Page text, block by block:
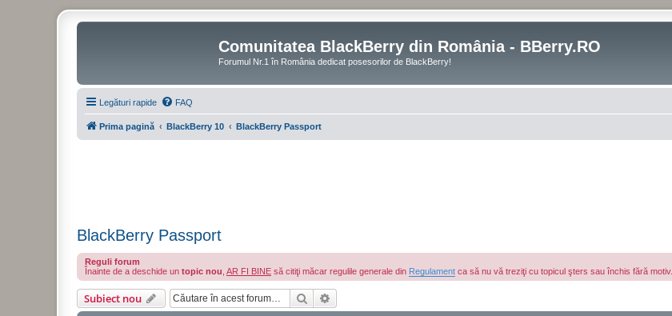
Comunitatea BlackBerry din România - BBerry.RO
Forumul Nr.1 în România dedicat posesorilor de BlackBerry!
Legături rapide FAQ
Prima pagină BlackBerry 10 BlackBerry Passport
BlackBerry Passport
Reguli forum
Înainte de a deschide un topic nou AR FI BINE să citiţi măcar regulile generale din Regulament ca să nu vă treziţi cu topicul şters sau închis fără motiv.
Subiect nou Căutare